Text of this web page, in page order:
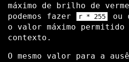
máximo de brilho de
podemos fazer
r * 255
ou
o valor máximo permitido
contexto.
O mesmo valor para a